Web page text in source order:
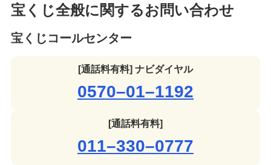
宝くじ全般に関するお問い合わせ
宝くじコールセンター
[通話料有料] ナビダイヤル
0570–01–1192
[通話料有料]
011–330–0777